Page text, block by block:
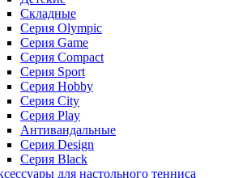
Складные
Серия Olympic
Серия Game
Серия Compact
Серия Sport
Серия Hobby
Серия City
Серия Play
Антивандальные
Серия Design
Серия Black
для настольного тенниса